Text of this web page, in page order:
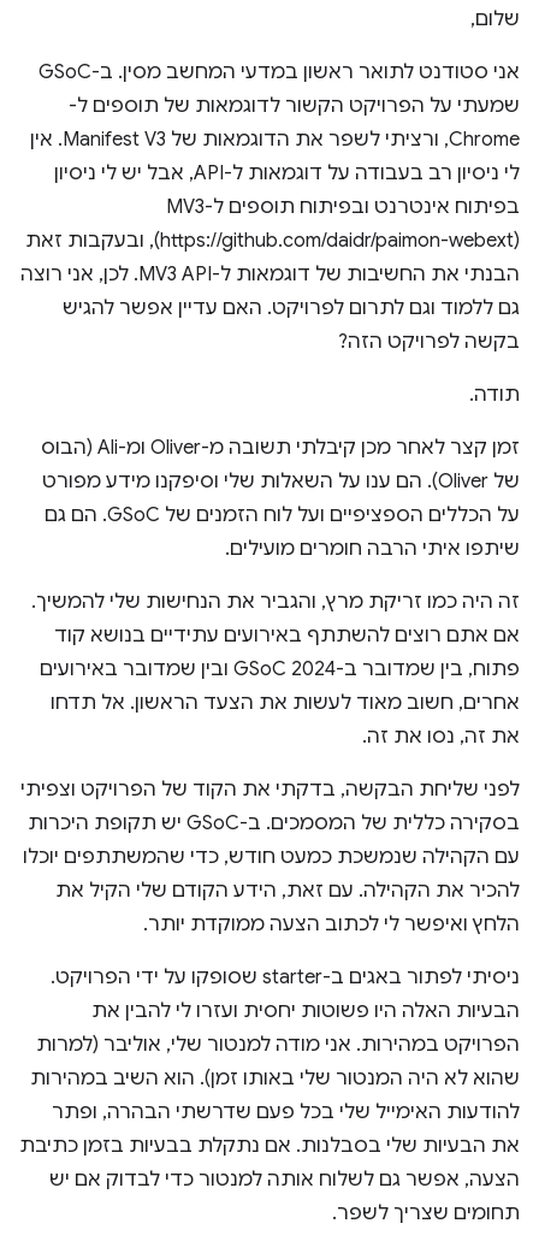
שלום,
אני סטודנט לתואר ראשון במדעי המחשב מסין. ב-GSoC
שמעתי על הפרויקט הקשור לדוגמאות של תוספים ל-
Chrome, ורציתי לשפר את הדוגמאות של Manifest V3. אין
לי ניסיון רב בעבודה על דוגמאות ל-API, אבל יש לי ניסיון
(https://github.com/daidr/paimon-webext), ובעקבות זאת
הבנתי את החשיבות של דוגמאות ל-MV3 API. לכן, אני רוצה
גם ללמוד וגם לתרום לפרויקט. האם עדיין אפשר להגיש
בקשה לפרויקט הזה?
תודה.
זמן קצר לאחר מכן קיבלתי תשובה מ-Oliver ומ-Ali (הבוס
של Oliver). הם ענו על השאלות שלי וסיפקנו מידע מפורט
על הכללים הספציפיים ועל לוח הזמנים של GSoC. הם גם
שיתפו איתי הרבה חומרים מועילים.
זה היה כמו זריקת מרץ, והגביר את הנחישות שלי להמשיך.
אם אתם רוצים להשתתף באירועים עתידיים בנושא קוד
פתוח, בין שמדובר ב-GSoC 2024 ובין שמדובר באירועים
אחרים, חשוב מאוד לעשות את הצעד הראשון. אל תדחו
את זה, נסו את זה.
לפני שליחת הבקשה, בדקתי את הקוד של הפרויקט וצפיתי
בסקירה כללית של המסמכים. ב-GSoC יש תקופת היכרות
עם הקהילה שנמשכת כמעט חודש, כדי שהמשתתפים יוכלו
להכיר את הקהילה. עם זאת, הידע הקודם שלי הקיל את
הלחץ ואיפשר לי לכתוב הצעה ממוקדת יותר.
ניסיתי לפתור באגים ב-starter שסופקו על ידי הפרויקט.
הבעיות האלה היו פשוטות יחסית ועזרו לי להבין את
הפרויקט במהירות. אני מודה למנטור שלי, אוליבר (למרות
שהוא לא היה המנטור שלי באותו זמן). הוא השיב במהירות
להודעות האימייל שלי בכל פעם שדרשתי הבהרה, ופתר
את הבעיות שלי בסבלנות. אם נתקלת בבעיות בזמן כתיבת
הצעה, אפשר גם לשלוח אותה למנטור כדי לבדוק אם יש
תחומים שצריך לשפר.